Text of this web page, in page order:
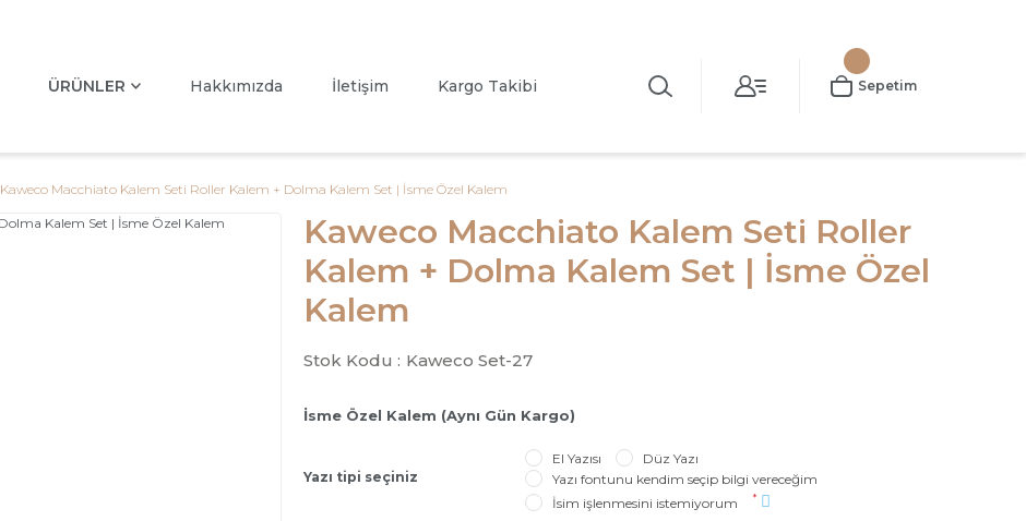
ÜRÜNLER Hakkımızda İletişim Kargo Takibi Sepetim
Kaweco Macchiato Kalem Seti Roller Kalem + Dolma Kalem Set | İsme Özel Kalem
Kaweco Macchiato Kalem Seti Roller
Kalem + Dolma Kalem Set | İsme Özel
Kalem
Stok Kodu : Kaweco Set-27
İsme Özel Kalem (Aynı Gün Kargo)
Yazı tipi seçiniz
El Yazısı
Düz Yazı
Yazı fontunu kendim seçip bilgi vereceğim
İsim işlenmesini istemiyorum
*